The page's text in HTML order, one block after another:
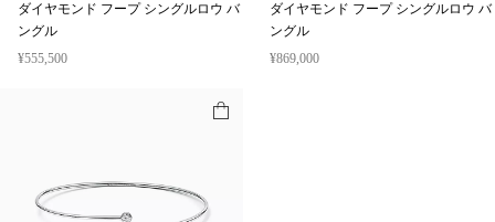
ダイヤモンド フープ シングルロウ バ
ングル
¥555,500
ダイヤモンド フープ シングルロウ バ
ングル
¥869,000